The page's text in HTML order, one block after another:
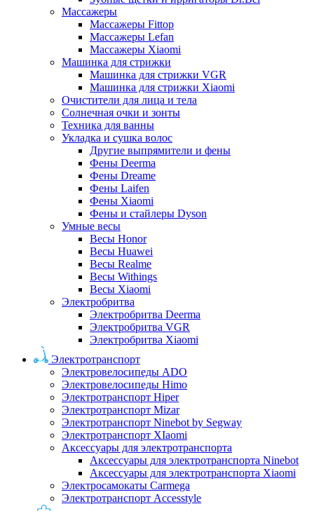
Массажеры
Массажеры Fittop
Массажеры Lefan
Массажеры Xiaomi
Машинка для стрижки
Машинка для стрижки VGR
Машинка для стрижки Xiaomi
Очистители для лица и тела
Солнечная очки и зонты
Техника для ванны
Укладка и сушка волос
Другие выпрямители и фены
Фены Deerma
Фены Dreame
Фены Laifen
Фены Xiaomi
Фены и стайлеры Dyson
Умные весы
Весы Honor
Весы Huawei
Весы Realme
Весы Withings
Весы Xiaomi
Электробритва
Электробритва Deerma
Электробритва VGR
Электробритва Xiaomi
Электротранспорт
Электровелосипеды ADO
Электровелосипеды Himo
Электротранспорт Hiper
Электротранспорт Mizar
Электротранспорт Ninebot by Segway
Электротранспорт XIaomi
Аксессуары для электротранспорта
Аксессуары для электротранспорта Ninebot
Аксессуары для электротранспорта Xiaomi
Электросамокаты Carmega
Электротранспорт Accesstyle